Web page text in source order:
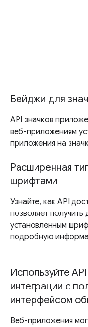
Бейджи для
API значков
веб-приложениям
приложения на
Расширенная
шрифтами
Узнайте, как API
позволяет получить
установленным
подробную
Используйте
интеграции с
интерфейсом
Веб-приложения